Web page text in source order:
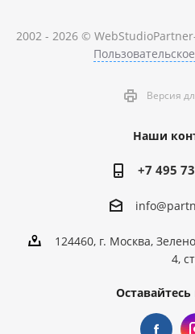
2002 - 2026 ©
Версия
Наши
+7 495
124460, г. Москва,
4,
Оставайтесь